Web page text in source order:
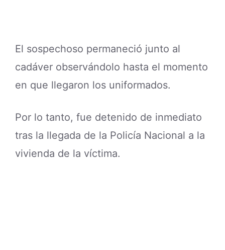
El sospechoso permaneció junto al
cadáver observándolo hasta el momento
en que llegaron los uniformados.
Por lo tanto, fue detenido de inmediato
tras la llegada de la Policía Nacional a la
vivienda de la víctima.